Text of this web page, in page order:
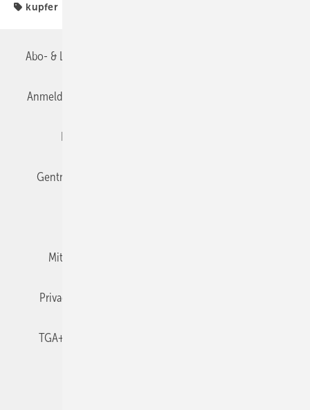
kupfer
Abo- & Leserservice
Anmelden
Editor's choice
Gentner Verlag
Mitgliedschaften und Engagement
Privacy Manager
TGA+E-WissensCheck